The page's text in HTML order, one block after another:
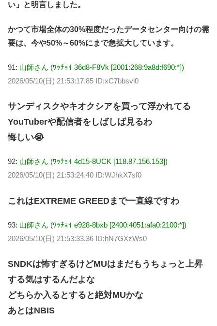
い」と明言しました。
かつて市場全体の30%程度だったデータセンター向けの需
要は、今や50%～60%にまで急拡大しています。
91: 山師さん (ﾜｯﾁｮｲ 36d8-F8Vk [2001:268:9a8d:f690:*])
2026/05/10(日) 21:53:17.85 ID:xC7bbsvl0
サンディスクやキオクシアを買って浮かれてる
YouTuberや配信者をしばしば見るわ
悔しい😭
92: 山師さん (ﾜｯﾁｮｲ 4d15-8UCK [118.87.156.153])
2026/05/10(日) 21:53:24.40 ID:WJhkX7sf0
これはEXTREME GREEDまで一直線ですわ
93: 山師さん (ﾜｯﾁｮｲ e928-8bxb [2400:4051:afa0:2100:*])
2026/05/10(日) 21:53:33.36 ID:hN7GXzWs0
SNDKは怖すぎるけどMUはまだもうちょっと上昇
する気はするんだよな
どちらか入るとすると絶対MUかな
あとはNBIS